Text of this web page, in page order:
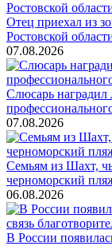
Отец приехал из
Ростовской
07.08.2026
Слюсарь наградил
07.08.2026
Семьям из Шахт,
черноморский
06.08.2026
В России